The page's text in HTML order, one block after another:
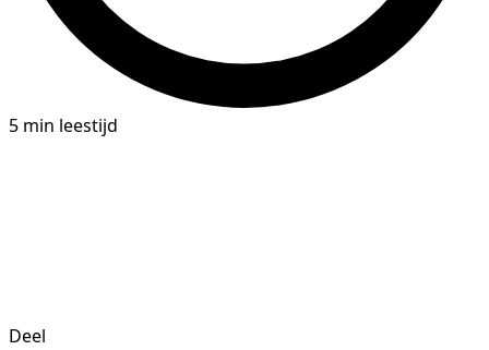
5 min leestijd
Deel